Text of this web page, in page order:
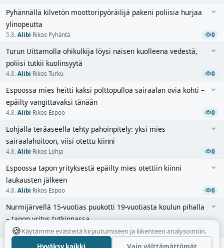
Pyhännällä kilvetön moottoripyöräilijä pakeni poliisia hurjaa
ylinopeutta
5.8.·Alibi·Rikos·Pyhäntä 0
Turun Uittamolla ohikulkija löysi naisen kuolleena vedestä,
poliisi tutkii kuolinsyytä
4.8.·Alibi·Rikos·Turku 0
Espoossa mies heitti kaksi polttopulloa sairaalan ovia kohti –
epäilty vangittavaksi tänään
4.8.·Alibi·Rikos·Espoo 0
Lohjalla teräaseella tehty pahoinpitely: yksi mies
sairaalahoitoon, viisi otettu kiinni
4.8.·Alibi·Rikos·Lohja 0
Espoossa tapon yrityksestä epäilty mies otettiin kiinni
laukausten jälkeen
4.8.·Alibi·Rikos·Espoo 0
Nurmijärvellä 15-vuotias puukotti 19-vuotiasta koulun pihalla
– tapon yritys tutkinnassa
3.8.·Alibi·Rikos·Nurmijärvi
Poliisi tutkii tappoa Sastamalassa – kaksi henkilöä otettu
🍪Käytämme evästeitä kirjautumiseen ja liikenteen analysointiin.